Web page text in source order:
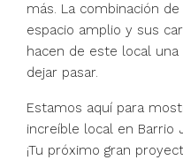
más. La combinación
espacio amplio y sus
hacen de este local
dejar pasar.
Estamos aquí para
increíble local en Barrio
¡Tu próximo gran